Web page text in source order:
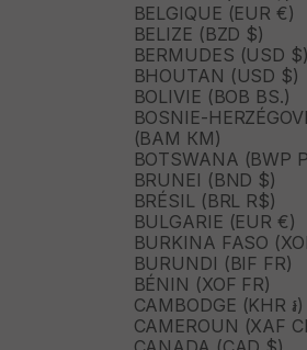
BELGIQUE (EUR €)
BELIZE (BZD $)
BERMUDES (USD $)
BHOUTAN (USD $)
BOLIVIE (BOB BS.)
BOSNIE-
(BAM КМ)
BOTSWANA (BWP
BRUNEI (BND $)
BRÉSIL (BRL R$)
BULGARIE (EUR €)
BURKINA FASO
BURUNDI (BIF FR)
BÉNIN (XOF FR)
CAMBODGE (KHR ៛)
CAMEROUN (XAF